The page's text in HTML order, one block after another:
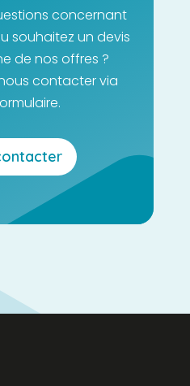
concernant
souhaitez un devis
de nos offres ?
contacter via